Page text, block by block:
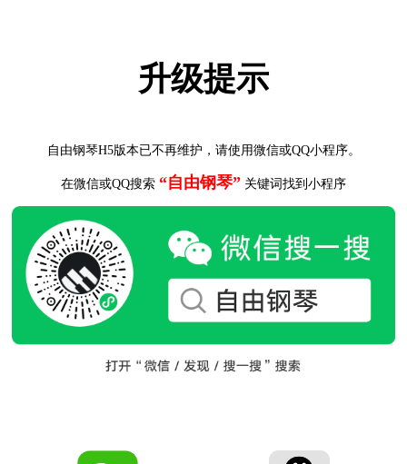
升级提示
自由钢琴H5版本已不再维护，请使用微信或QQ小程序。
在微信或QQ搜索 “自由钢琴” 关键词找到小程序